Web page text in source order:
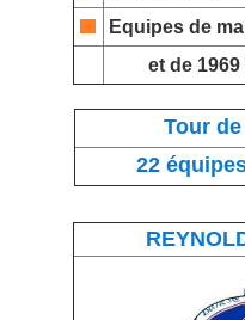
Equipes de
et de 1969
Tour
22